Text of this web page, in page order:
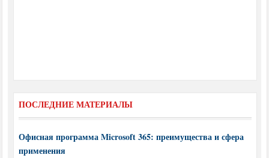
ПОСЛЕДНИЕ МАТЕРИАЛЫ
Офисная программа Microsoft 365: преимущества и сфера
применения